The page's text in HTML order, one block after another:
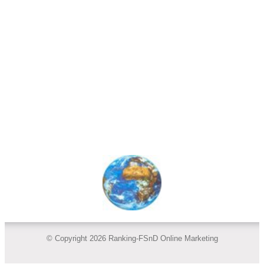
© Copyright 2026 Ranking-FSnD Online Marketing